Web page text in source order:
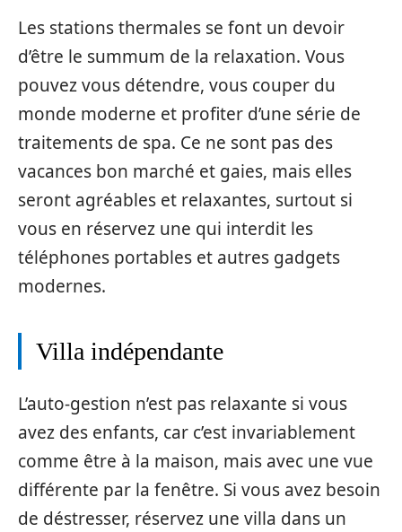
Les stations thermales se font un devoir
d’être le summum de la relaxation. Vous
pouvez vous détendre, vous couper du
monde moderne et profiter d’une série de
traitements de spa. Ce ne sont pas des
vacances bon marché et gaies, mais elles
seront agréables et relaxantes, surtout si
vous en réservez une qui interdit les
téléphones portables et autres gadgets
modernes.
Villa indépendante
L’auto-gestion n’est pas relaxante si vous
avez des enfants, car c’est invariablement
comme être à la maison, mais avec une vue
différente par la fenêtre. Si vous avez besoin
de déstresser, réservez une villa dans un